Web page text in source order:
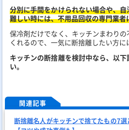
分別に手間をかけられない場合や、
難しい時には、不用品回収の専門業者
保冷剤だけでなく、キッチンまわり
くれるので、一気に断捨離したい方に
キッチンの断捨離を検討中なら、以
い。
関連記事
断捨離名人がキッチンで捨てたもの7選